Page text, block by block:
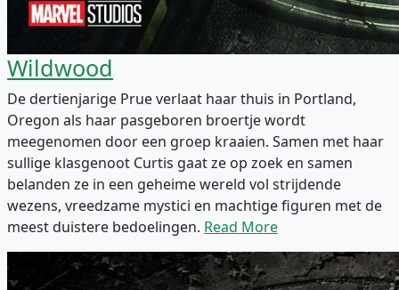
Wildwood
De dertienjarige Prue verlaat haar thuis in Portland,
Oregon als haar pasgeboren broertje wordt
meegenomen door een groep kraaien. Samen met haar
sullige klasgenoot Curtis gaat ze op zoek en samen
belanden ze in een geheime wereld vol strijdende
wezens, vreedzame mystici en machtige figuren met de
meest duistere bedoelingen. Read More